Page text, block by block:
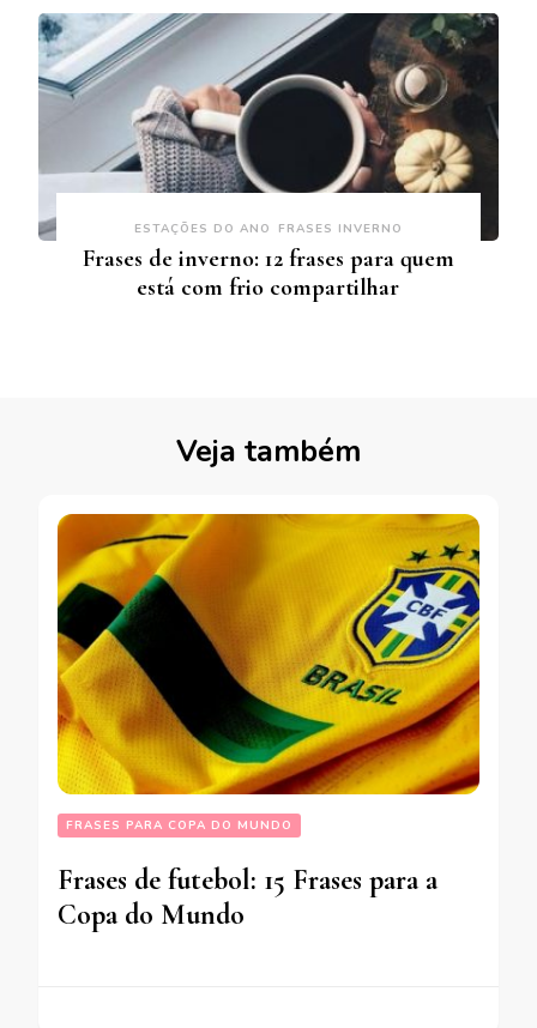
ESTAÇÕES DO ANO FRASES INVERNO
Frases de inverno: 12 frases para quem
está com frio compartilhar
Veja também
FRASES PARA COPA DO MUNDO
Frases de futebol: 15 Frases para a
Copa do Mundo